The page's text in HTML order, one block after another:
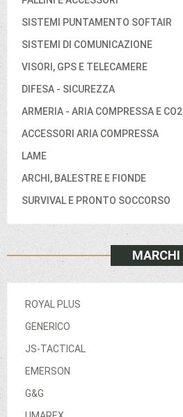
SISTEMI PUNTAMENTO SOFTAIR
SISTEMI DI COMUNICAZIONE
VISORI, GPS E TELECAMERE
DIFESA - SICUREZZA
ARMERIA - ARIA COMPRESSA E CO2
ACCESSORI ARIA COMPRESSA
LAME
ARCHI, BALESTRE E FIONDE
SURVIVAL E PRONTO SOCCORSO
MARCHI
ROYAL PLUS
GENERICO
JS-TACTICAL
EMERSON
G&G